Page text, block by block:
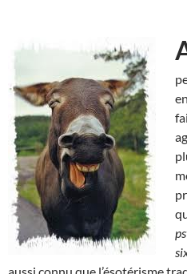
aussi connu que l’ésotérisme